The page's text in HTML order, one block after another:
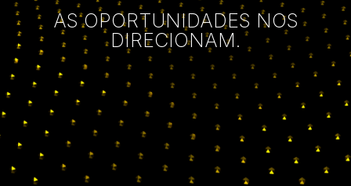
AS OPORTUNIDADES NOS
DIRECIONAM.